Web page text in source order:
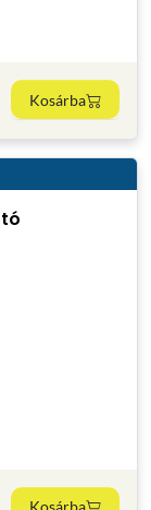
Kosárba